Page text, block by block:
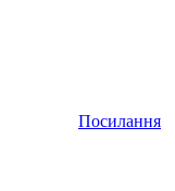
Посилання